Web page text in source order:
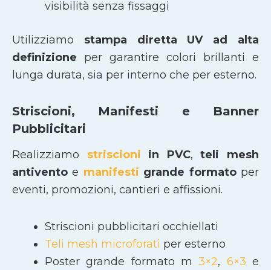
visibilità senza fissaggi
Utilizziamo stampa diretta UV ad alta
definizione per garantire colori brillanti e
lunga durata, sia per interno che per esterno.
Striscioni, Manifesti e Banner
Pubblicitari
Realizziamo striscioni in PVC,teli mesh
antivento e manifesti grande formatoper
eventi, promozioni, cantieri e affissioni.
Striscioni pubblicitari occhiellati
Teli mesh microforati per esterno
Poster grande formato m3×2, 6×3 e